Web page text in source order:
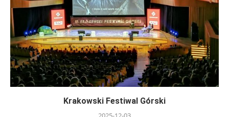
Krakowski Festiwal Górski